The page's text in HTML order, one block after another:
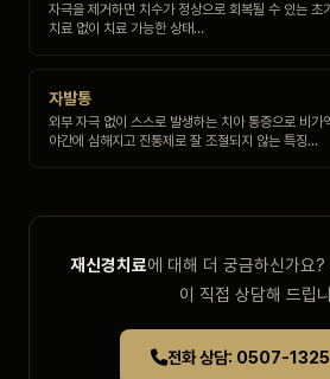
자극을 제거하면 치수가 정상으로 회복될 수 있는 초
치료 없이 치료 가능한 상태…
자발통
외부 자극 없이 스스로 발생하는 치아 통증으로 비가
야간에 심해지고 진통제로 잘 조절되지 않는 특징…
재신경치료에 대해 더 궁금하신가요
이 직접 상담해 드립
전화 상담: 0507-